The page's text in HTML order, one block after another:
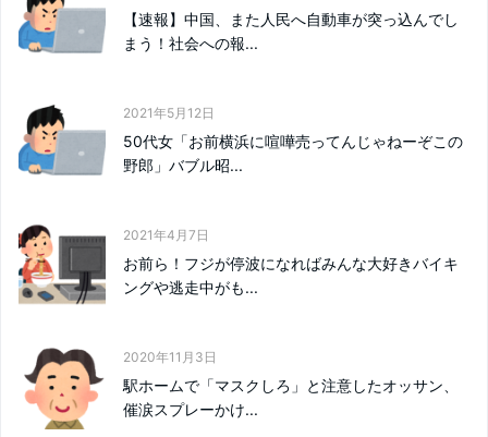
【速報】中国、また人民へ自動車が突っ込んでし
まう！社会への報...
2021年5月12日
50代女「お前横浜に喧嘩売ってんじゃねーぞこの
野郎」バブル昭...
2021年4月7日
お前ら！フジが停波になればみんな大好きバイキ
ングや逃走中がも...
2020年11月3日
駅ホームで「マスクしろ」と注意したオッサン、
催涙スプレーかけ...